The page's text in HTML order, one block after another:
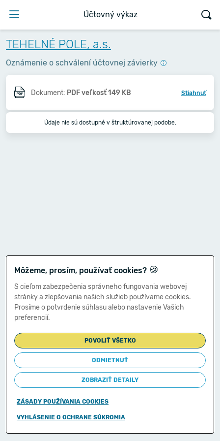
Účtovný výkaz
TEHELNÉ POLE, a.s.
Oznámenie o schválení účtovnej závierky
Dokument: PDF veľkosť 149 KB Stiahnuť
Údaje nie sú dostupné v štruktúrovanej podobe.
Môžeme, prosím, používať cookies? 🍪
S cieľom zabezpečenia správneho fungovania webovej
stránky a zlepšovania našich služieb používame cookies.
Prosíme o potvrdenie súhlasu alebo nastavenie Vašich
preferencií.
POVOLIŤ VŠETKO
ODMIETNUŤ
ZOBRAZIŤ DETAILY
ZÁSADY POUŽÍVANIA COOKIES
VYHLÁSENIE O OCHRANE SÚKROMIA
Copyright © 2011-2026